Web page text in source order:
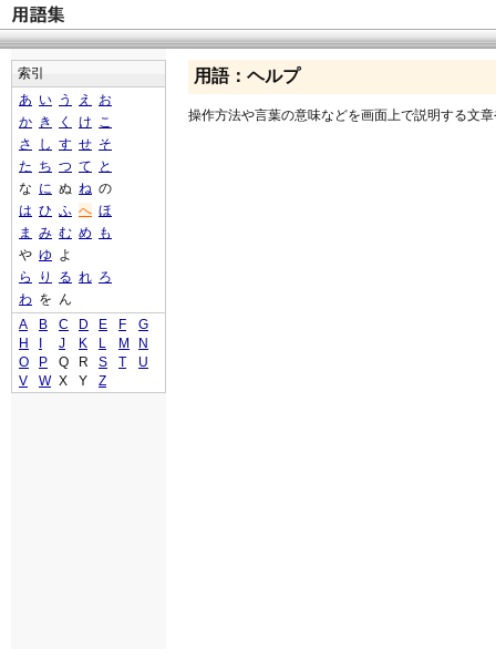
用語：ヘルプ
操作方法や言葉の意味などを画面上で説明する文
索引
あ い う え
お
か き く け こ
さ
し す せ そ
た ち つ て
と
な に ぬ ね の
は ひ ふ へ ほ
ま
み む め
も
や ゆ よ
ら
り る れ ろ
わ を ん
A
B C D E F
G
H
J K L M
N
O
P Q R S T
U
V
W X Y Z